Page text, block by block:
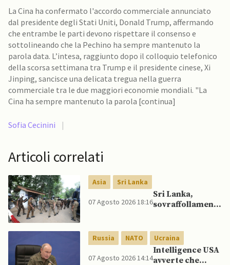
La Cina ha confermato l'accordo commerciale annunciato
dal presidente degli Stati Uniti, Donald Trump, affermando
che entrambe le parti devono rispettare il consenso e
sottolineando che la Pechino ha sempre mantenuto la
parola data. L’intesa, raggiunto dopo il colloquio telefonico
della scorsa settimana tra Trump e il presidente cinese, Xi
Jinping, sancisce una delicata tregua nella guerra
commerciale tra le due maggiori economie mondiali. "La
Cina ha sempre mantenuto la parola [continua]
Sofia Cecinini |
Articoli correlati
Asia Sri Lanka
07 Agosto 2026 18:16
Sri Lanka,
sovraffollamento
portando a
nuove rivolte: 3
morti e 23 feriti
Russia NATO Ucraina
07 Agosto 2026 14:14
Intelligence USA
avverte che